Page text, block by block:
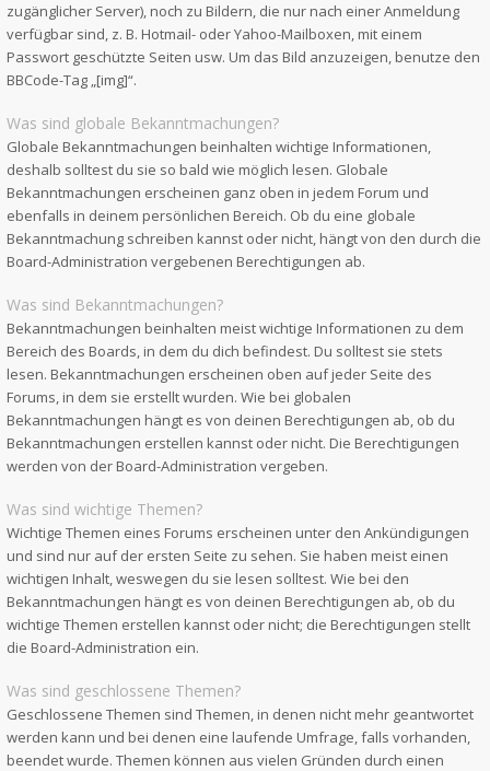
zugänglicher Server), noch zu Bildern, die nur nach einer Anmeldung
verfügbar sind, z. B. Hotmail- oder Yahoo-Mailboxen, mit einem
Passwort geschützte Seiten usw. Um das Bild anzuzeigen, benutze den
BBCode-Tag „[img]“.
Was sind globale Bekanntmachungen?
Globale Bekanntmachungen beinhalten wichtige Informationen,
deshalb solltest du sie so bald wie möglich lesen. Globale
Bekanntmachungen erscheinen ganz oben in jedem Forum und
ebenfalls in deinem persönlichen Bereich. Ob du eine globale
Bekanntmachung schreiben kannst oder nicht, hängt von den durch die
Board-Administration vergebenen Berechtigungen ab.
Was sind Bekanntmachungen?
Bekanntmachungen beinhalten meist wichtige Informationen zu dem
Bereich des Boards, in dem du dich befindest. Du solltest sie stets
lesen. Bekanntmachungen erscheinen oben auf jeder Seite des
Forums, in dem sie erstellt wurden. Wie bei globalen
Bekanntmachungen hängt es von deinen Berechtigungen ab, ob du
Bekanntmachungen erstellen kannst oder nicht. Die Berechtigungen
werden von der Board-Administration vergeben.
Was sind wichtige Themen?
Wichtige Themen eines Forums erscheinen unter den Ankündigungen
und sind nur auf der ersten Seite zu sehen. Sie haben meist einen
wichtigen Inhalt, weswegen du sie lesen solltest. Wie bei den
Bekanntmachungen hängt es von deinen Berechtigungen ab, ob du
wichtige Themen erstellen kannst oder nicht; die Berechtigungen stellt
die Board-Administration ein.
Was sind geschlossene Themen?
Geschlossene Themen sind Themen, in denen nicht mehr geantwortet
werden kann und bei denen eine laufende Umfrage, falls vorhanden,
beendet wurde. Themen können aus vielen Gründen durch einen